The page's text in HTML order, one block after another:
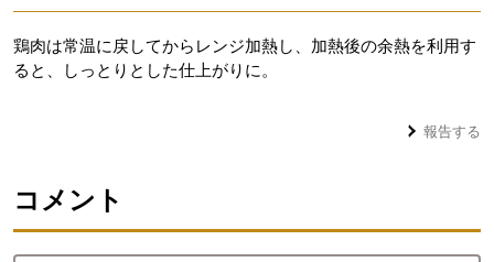
鶏肉は常温に戻してからレンジ加熱し、加熱後の余熱を利用す
ると、しっとりとした仕上がりに。
報告する
コメント